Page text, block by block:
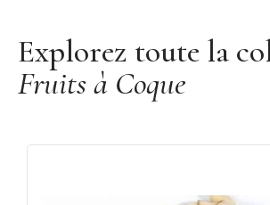
Explorez toute la
Fruits à Coque